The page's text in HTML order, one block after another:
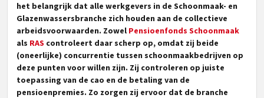
het belangrijk dat alle werkgevers in de Schoonmaak- en
Glazenwassersbranche zich houden aan de collectieve
arbeidsvoorwaarden. Zowel Pensioenfonds Schoonmaak
als RAS controleert daar scherp op, omdat zij beide
(oneerlijke) concurrentie tussen schoonmaakbedrijven op
deze punten voor willen zijn. Zij controleren op juiste
toepassing van de cao en de betaling van de
pensioenpremies. Zo zorgen zij ervoor dat de branche